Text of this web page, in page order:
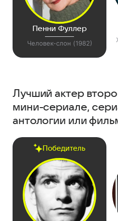
Пенни Фуллер
Человек-слон (1982)
Лучший актер
мини-сериале,
антологии или
Победитель